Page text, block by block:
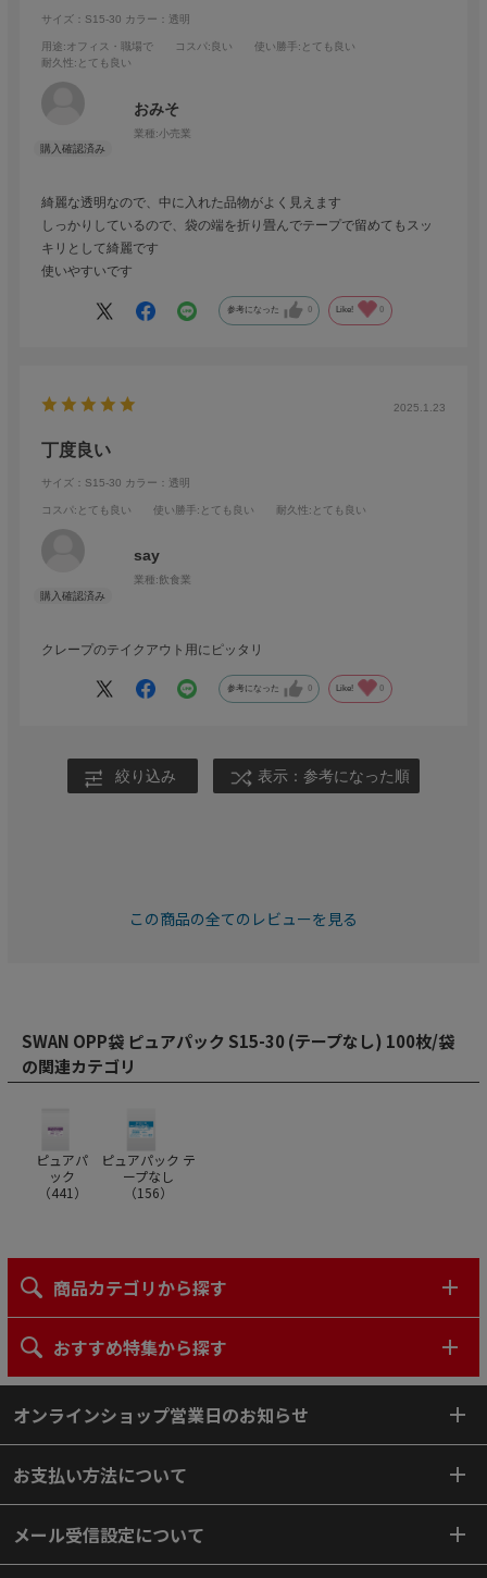
サイズ：S15-30 カラー：透明
用途:オフィス・職場で コスパ:良い 使い勝手 :とても良い
耐久性:とても良い
おみそ
業種:小売業
綺麗な透明なので、中に入れた品物がよく見えます
しっかりしているので、袋の端を折り畳んでテープで留めてもスッ
キリとして綺麗です
使いやすいです
参考になった 0 Like! 0
2025.1.23
丁度良い
サイズ：S15-30 カラー：透明
コスパ:とても良い 使い勝手 :とても良い 耐久性:とても良い
say
業種:飲食業
クレープのテイクアウト用にピッタリ
参考になった 0 Like! 0
絞り込み 表示：参考になった順
この商品の全てのレビューを見る
SWAN OPP袋 ピュアパック S15-30 (テープなし) 100枚/袋
の関連カテゴリ
ピュアパ
ック
（441 ）
ピュアパック テ
ープなし
（156）
商品カテゴリから探す
おすすめ特集から探す
オンラインショップ営業日のお知らせ
お支払い方法について
メール受信設定について